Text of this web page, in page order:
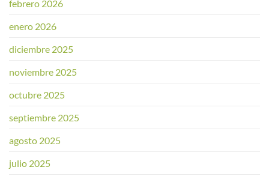
febrero 2026
enero 2026
diciembre 2025
noviembre 2025
octubre 2025
septiembre 2025
agosto 2025
julio 2025